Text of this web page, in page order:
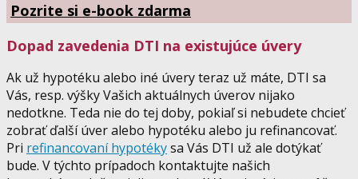
Pozrite si e-book zdarma
Dopad zavedenia DTI na existujúce úvery
Ak už hypotéku alebo iné úvery teraz už máte, DTI sa
Vás, resp. výšky Vašich aktuálnych úverov nijako
nedotkne. Teda nie do tej doby, pokiaľ si nebudete chcieť
zobrať ďalší úver alebo hypotéku alebo ju refinancovať.
Pri refinancovaní hypotékysa Vás DTI už ale dotýkať
bude. V týchto prípadoch kontaktujte našich